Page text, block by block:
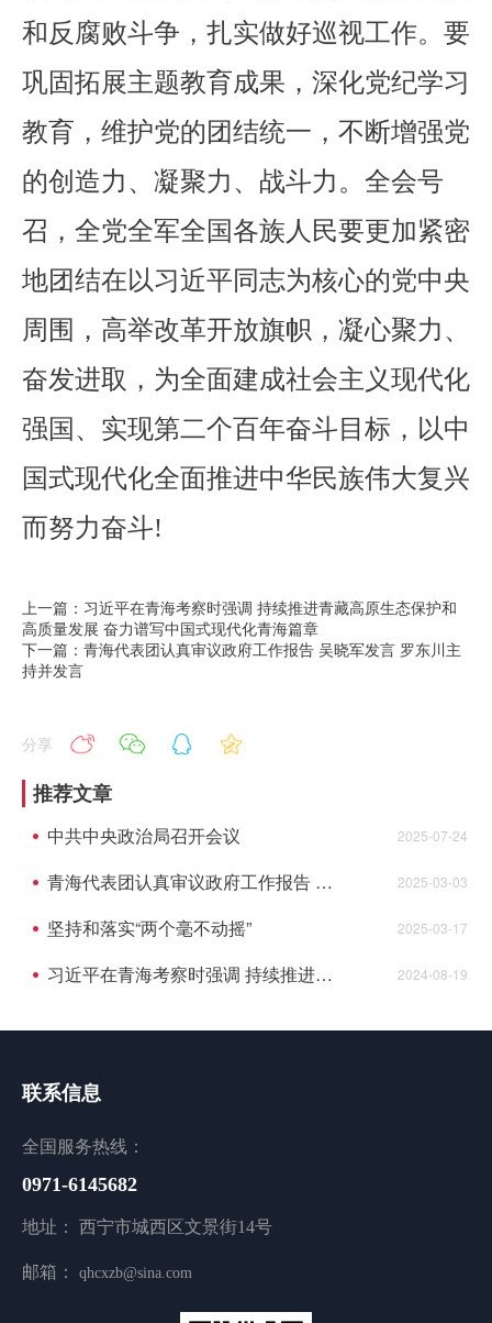
和反腐败斗争，扎实做好巡视工作。要
巩固拓展主题教育成果，深化党纪学习
教育，维护党的团结统一，不断增强党
的创造力、凝聚力、战斗力。全会号
召，全党全军全国各族人民要更加紧密
地团结在以习近平同志为核心的党中央
周围，高举改革开放旗帜，凝心聚力、
奋发进取，为全面建成社会主义现代化
强国、实现第二个百年奋斗目标，以中
国式现代化全面推进中华民族伟大复兴
而努力奋斗!
上一篇：习近平在青海考察时强调 持续推进青藏高原生态保护和
高质量发展 奋力谱写中国式现代化青海篇章
下一篇：青海代表团认真审议政府工作报告 吴晓军发言 罗东川主
持并发言
分享
推荐文章
中共中央政治局召开会议 2025-07-24
青海代表团认真审议政府工作报告 吴晓军发言 罗东川主持并发言 2025-03-03
坚持和落实“两个毫不动摇” 2025-03-17
习近平在青海考察时强调 持续推进青藏高原生态保护和高质量发展 奋力谱写中国式现代化青海篇章 2024-08-19
联系信息
全国服务热线：
0971-6145682
地址： 西宁市城西区文景街14号
邮箱： qhcxzb@sina.com